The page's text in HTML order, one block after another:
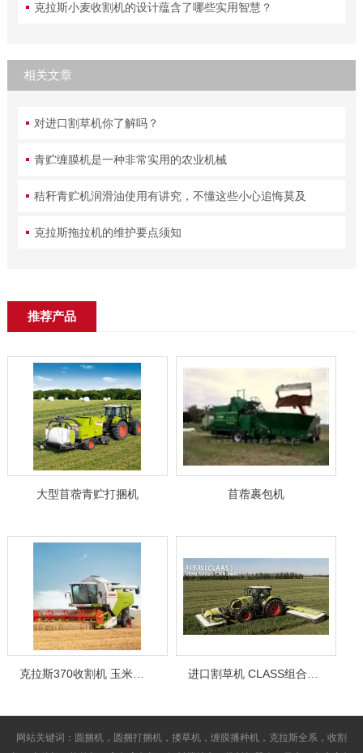
克拉斯小麦收割机的设计蕴含了哪些实用智慧？
相关文章
对进口割草机你了解吗？
青贮缠膜机是一种非常实用的农业机械
秸秆青贮机润滑油使用有讲究，不懂这些小心追悔莫及
克拉斯拖拉机的维护要点须知
推荐产品
大型苜蓿青贮打捆机 苜蓿裹包机
克拉斯370收割机 玉米收割机 进口割草机 CLASS组合式割草压扁机
网站关键词：圆捆机，圆捆打捆机，搂草机，缠膜播种机，克拉斯全系，收割